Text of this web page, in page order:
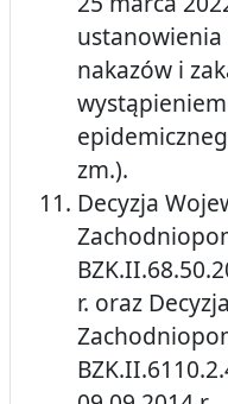
nakazów i
zm.).
Decyzja
r. oraz